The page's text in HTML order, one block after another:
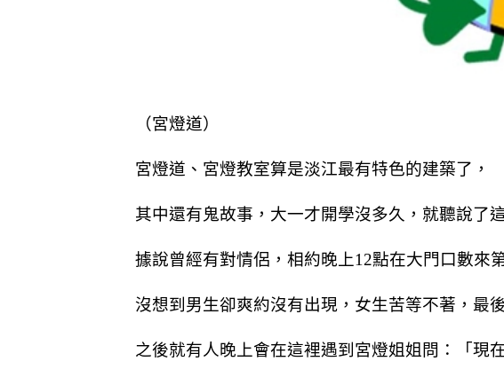
（宮燈道）
宮燈道、宮燈教室算是淡江最有特色的建築了，
其中還有鬼故事，大一才開學沒多久，就聽說了
據說曾經有對情侶，相約晚上12點在大門口數來
沒想到男生卻爽約沒有出現， 女生苦等不著，最
之後就有人晚上會在這裡遇到宮燈姐姐問：「現